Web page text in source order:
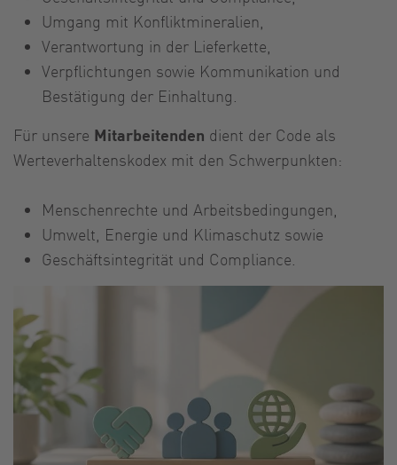
Umgang mit Konfliktmineralien,
Verantwortung in der Lieferkette,
Verpflichtungen sowie Kommunikation und
Bestätigung der Einhaltung.
Für unsere Mitarbeitenden dient der Code als
Werteverhaltenskodex mit den Schwerpunkten:
Menschenrechte und Arbeitsbedingungen,
Umwelt, Energie und Klimaschutz sowie
Geschäftsintegrität und Compliance.